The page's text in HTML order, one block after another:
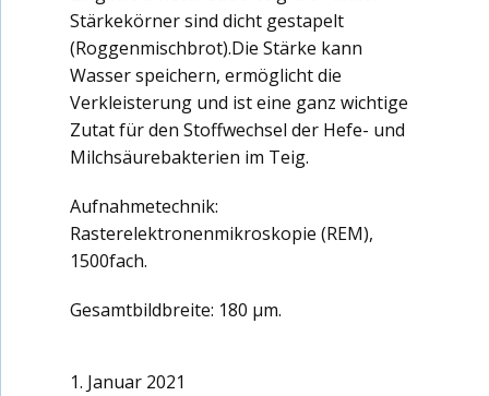
Stärkekörner sind dicht gestapelt
(Roggenmischbrot).Die Stärke kann
Wasser speichern, ermöglicht die
Verkleisterung und ist eine ganz wichtige
Zutat für den Stoffwechsel der Hefe- und
Milchsäurebakterien im Teig.
Aufnahmetechnik:
Rasterelektronenmikroskopie (REM),
1500fach.
Gesamtbildbreite: 180 µm.
1. Januar 2021